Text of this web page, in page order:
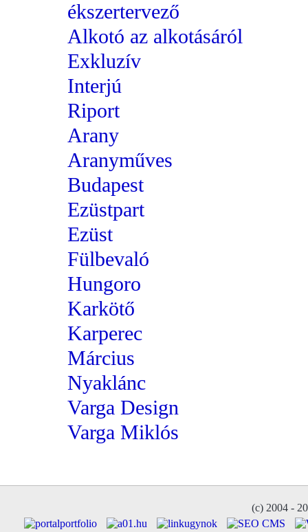
ékszertervező
Alkotó az alkotásáról
Exkluzív
Interjú
Riport
Arany
Aranyműves
Budapest
Ezüstpart
Ezüst
Fülbevaló
Hungoro
Karkötő
Karperec
Március
Nyaklánc
Varga Design
Varga Miklós
(c) 2004 -